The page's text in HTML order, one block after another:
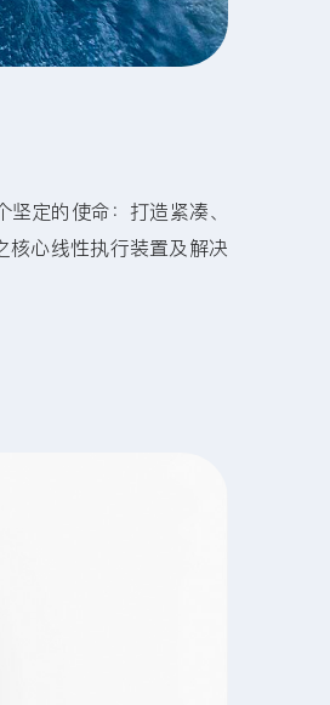
定的使命：打造紧凑、
核心线性执行装置及解决